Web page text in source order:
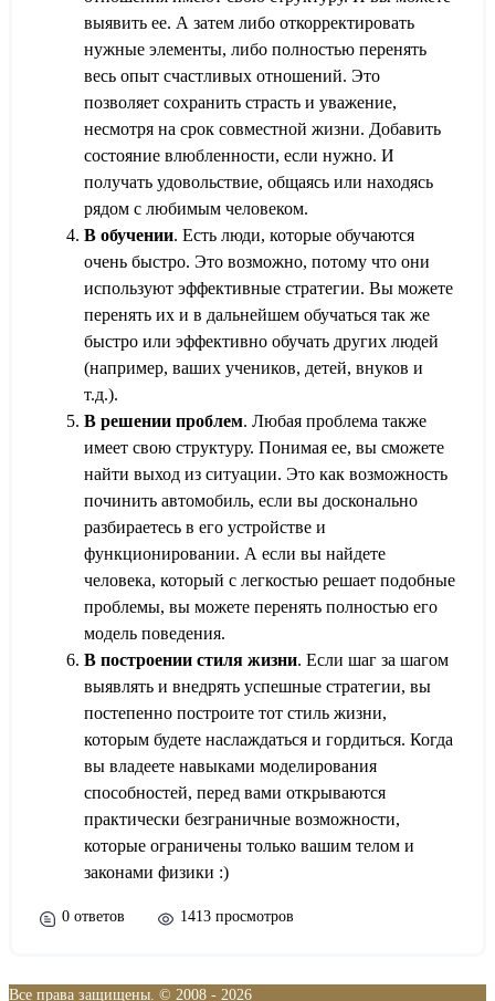
выявить ее. А затем либо откорректировать
нужные элементы, либо полностью перенять
весь опыт счастливых отношений. Это
позволяет сохранить страсть и уважение,
несмотря на срок совместной жизни. Добавить
состояние влюбленности, если нужно. И
получать удовольствие, общаясь или находясь
рядом с любимым человеком.
В обучении. Есть люди, которые обучаются
очень быстро. Это возможно, потому что они
используют эффективные стратегии. Вы можете
перенять их и в дальнейшем обучаться так же
быстро или эффективно обучать других людей
(например, ваших учеников, детей, внуков и
т.д.).
В решении проблем. Любая проблема также
имеет свою структуру. Понимая ее, вы сможете
найти выход из ситуации. Это как возможность
починить автомобиль, если вы досконально
разбираетесь в его устройстве и
функционировании. А если вы найдете
человека, который с легкостью решает подобные
проблемы, вы можете перенять полностью его
модель поведения.
В построении стиля жизни. Если шаг за шагом
выявлять и внедрять успешные стратегии, вы
постепенно построите тот стиль жизни,
которым будете наслаждаться и гордиться. Когда
вы владеете навыками моделирования
способностей, перед вами открываются
практически безграничные возможности,
которые ограничены только вашим телом и
законами физики :)
0 ответов 1413 просмотров
Все права защищены. © 2008 - 2026